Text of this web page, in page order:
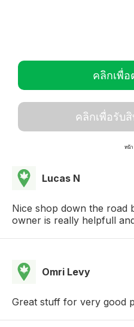
คลิกเพื่
คลิกเพื่อรับ
หน้า
Lucas N
Nice shop down the road
owner is really helpfull
Omri Levy
Great stuff for very good